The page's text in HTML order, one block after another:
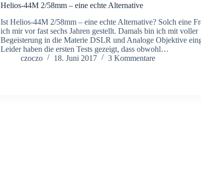
Helios-44M 2/58mm – eine echte Alternative
Ist Helios-44M 2/58mm – eine echte Alternative? Solch eine
ich mir vor fast sechs Jahren gestellt. Damals bin ich mit voller
Begeisterung in die Materie DSLR und Analoge Objektive
Leider haben die ersten Tests gezeigt, dass obwohl…
czoczo
18. Juni 2017 3 Kommentare